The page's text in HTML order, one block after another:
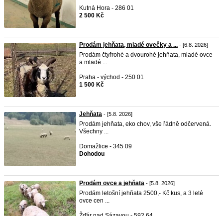
Kutná Hora - 286 01
2 500 Kč
Prodám jehňata, mladé ovečky a ... - [6.8. 2026]
Prodám čtyřrohé a dvourohé jehňata, mladé ovce
a mladé ...
Praha - východ - 250 01
1 500 Kč
Jehňata - [5.8. 2026]
Prodám jehňata, eko chov, vše řádně odčervená.
Všechny ...
Domažlice - 345 09
Dohodou
Prodám ovce a jehňata - [5.8. 2026]
Prodám letošní jehňata 2500,- Kč kus, a 3 leté
ovce cen ...